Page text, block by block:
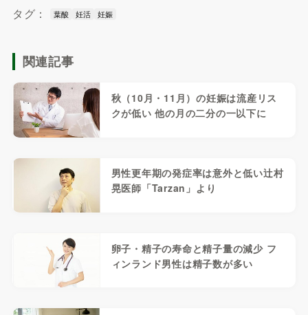
タグ： 葉酸 妊活 妊娠
関連記事
秋（10月・11月）の妊娠は流産リス
クが低い 他の月の二分の一以下に
男性更年期の発症率は意外と低い辻村
晃医師「Tarzan」より
卵子・精子の寿命と精子量の減少 フ
ィンランド男性は精子数が多い